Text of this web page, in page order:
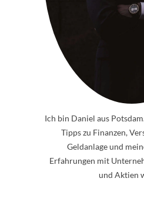
Ich bin Daniel aus
Tipps zu Finanzen,
Geldanlage und
Erfahrungen mit
und Aktien